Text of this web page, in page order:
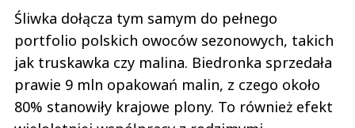
Śliwka dołącza tym samym do pełnego
portfolio polskich owoców sezonowych, takich
jak truskawka czy malina. Biedronka sprzedała
prawie 9 mln opakowań malin, z czego około
80% stanowiły krajowe plony. To również efekt